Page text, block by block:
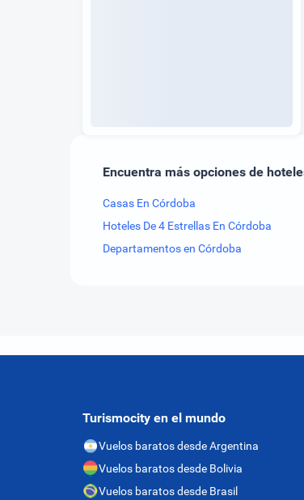
Encuentra más opciones de
Casas En Córdoba
Hoteles De 4 Estrellas En Córdoba
Departamentos en Córdoba
Turismocity en el mundo
Vuelos baratos desde Argentina
Vuelos baratos desde Bolivia
Vuelos baratos desde Brasil